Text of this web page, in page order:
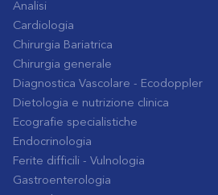
Analisi
Cardiologia
Chirurgia Bariatrica
Chirurgia generale
Diagnostica Vascolare - Ecodoppler
Dietologia e nutrizione clinica
Ecografie specialistiche
Endocrinologia
Ferite difficili - Vulnologia
Gastroenterologia